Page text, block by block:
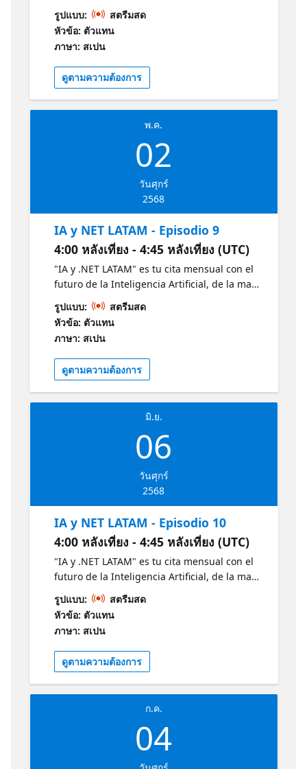
de expertos Microsoft, MVPs destacados y
estudiantes apasionados revelan las últimas
tendencias en IA y .NET. Descubre en 30
minutos las últimas tendencias en IA y .NET
y cómo estas están moldeando el mañana.
Conéctate, aprende e inspírate junto a la
vibrante comunidad tecnológica de LATAM.
Obtenga más información sobre la IA y .NET
con estos recursos de Microsoft:
https://aka.ms/CursoIAFundamentals1
https://aka.ms/NETIntroduccion1
รูปแบบ:
สตรีมสด
หัวข้อ: ตัวแทน
ภาษา: สเปน
ดูตามความต้องการ
พ.ค.
02
วันศุกร์
2568
IA y NET LATAM - Episodio 9
4:00 หลังเที่ยง - 4:45 หลังเที่ยง (UTC)
"IA y .NET LATAM" es tu cita mensual con el
futuro de la Inteligencia Artificial, de la mano
de expertos Microsoft, MVPs destacados y
estudiantes apasionados revelan las últimas
tendencias en IA y .NET. Descubre en 30
minutos las últimas tendencias en IA y .NET
y cómo estas están moldeando el mañana.
Conéctate, aprende e inspírate junto a la
vibrante comunidad tecnológica de LATAM.
Obtenga más información sobre la IA y .NET
con estos recursos de Microsoft:
https://aka.ms/CursoIAFundamentals1
https://aka.ms/NETIntroduccion1
รูปแบบ:
สตรีมสด
หัวข้อ: ตัวแทน
ภาษา: สเปน
ดูตามความต้องการ
มิ.ย.
06
วันศุกร์
2568
IA y NET LATAM - Episodio 10
4:00 หลังเที่ยง - 4:45 หลังเที่ยง (UTC)
"IA y .NET LATAM" es tu cita mensual con el
futuro de la Inteligencia Artificial, de la mano
de expertos Microsoft, MVPs destacados y
estudiantes apasionados revelan las últimas
tendencias en IA y .NET. Descubre en 30
minutos las últimas tendencias en IA y .NET
y cómo estas están moldeando el mañana.
Conéctate, aprende e inspírate junto a la
vibrante comunidad tecnológica de LATAM.
Obtenga más información sobre la IA y .NET
con estos recursos de Microsoft:
https://aka.ms/CursoIAFundamentals1
https://aka.ms/NETIntroduccion1
รูปแบบ:
สตรีมสด
หัวข้อ: ตัวแทน
ภาษา: สเปน
ดูตามความต้องการ
ก.ค.
04